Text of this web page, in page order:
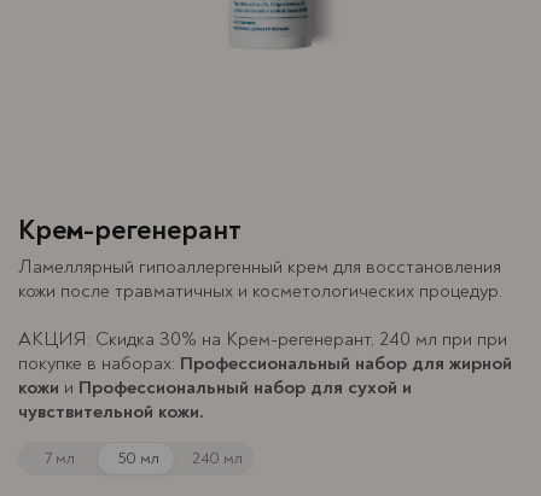
Крем-регенерант
Ламеллярный гипоаллергенный крем для восстановления
кожи после травматичных и косметологических процедур.
АКЦИЯ: Скидка 30% на Крем-регенерант, 240 мл при при
покупке в наборах: Профессиональный набор для жирной
кожи и Профессиональный набор для сухой и
чувствительной кожи.
7 мл 50 мл 240 мл